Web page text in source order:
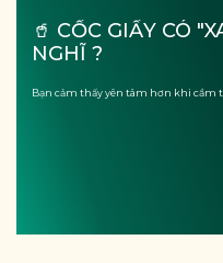
🥤 CỐC GIẤY CÓ
NGHĨ ?
Bạn cảm thấy yên tâm hơn khi cầm